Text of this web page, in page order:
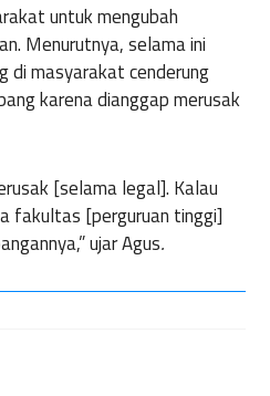
untuk mengubah
Menurutnya, selama ini
di masyarakat cenderung
karena dianggap merusak
[selama legal]. Kalau
fakultas [perguruan tinggi]
ujar Agus.